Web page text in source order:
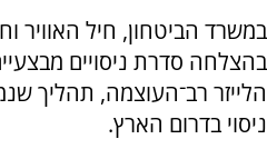
במשרד הביטחון, חיל האוויר
בהצלחה סדרת ניסויים
הלייזר רב־העוצמה, תהליך
ניסוי בדרום הארץ.